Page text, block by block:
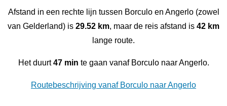
Afstand in een rechte lijn tussen Borculo en Angerlo (zowel
van Gelderland) is 29.52 km, maar de reis afstand is 42 km
lange route.
Het duurt47 min te gaan vanaf Borculo naar Angerlo.
Routebeschrijving vanaf Borculo naar Angerlo